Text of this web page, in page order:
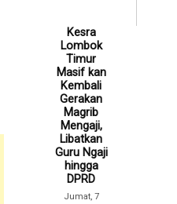
Kesra
Lombok
Timur
Masif kan
Kembali
Gerakan
Magrib
Mengaji,
Libatkan
Guru Ngaji
hingga
DPRD
Jumat, 7